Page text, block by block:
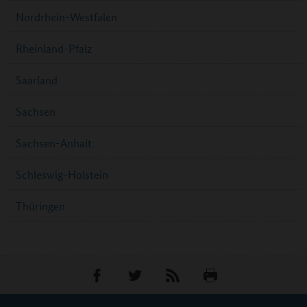
Nordrhein-Westfalen
Rheinland-Pfalz
Saarland
Sachsen
Sachsen-Anhalt
Schleswig-Holstein
Thüringen